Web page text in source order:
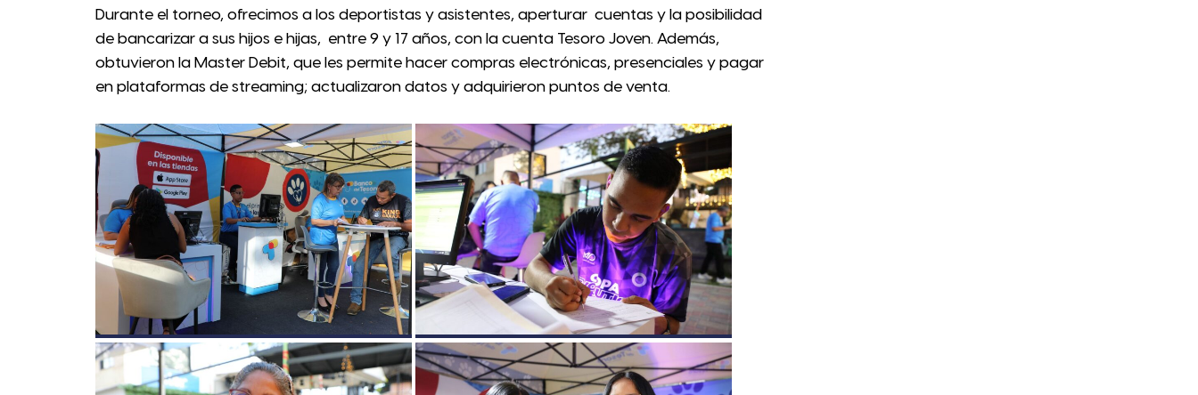
Durante el torneo, ofrecimos a los deportistas y asistentes, aperturar cuentas y la posibilidad
de bancarizar a sus hijos e hijas, entre 9 y 17 años, con la cuenta Tesoro Joven. Además,
obtuvieron la Master Debit, que les permite hacer compras electrónicas, presenciales y pagar
en plataformas de streaming; actualizaron datos y adquirieron puntos de venta.